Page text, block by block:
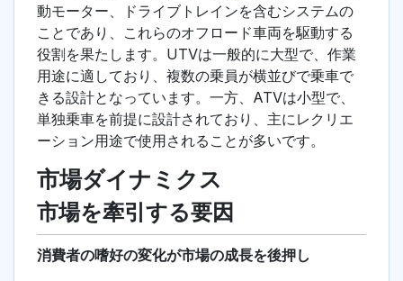
動モーター、ドライブトレインを含むシステムの
ことであり、これらのオフロード車両を駆動する
役割を果たします。UTVは一般的に大型で、作業
用途に適しており、複数の乗員が横並びで乗車で
きる設計となっています。一方、ATVは小型で、
単独乗車を前提に設計されており、主にレクリエ
ーション用途で使用されることが多いです。
市場ダイナミクス
市場を牽引する要因
消費者の嗜好の変化が市場の成長を後押し